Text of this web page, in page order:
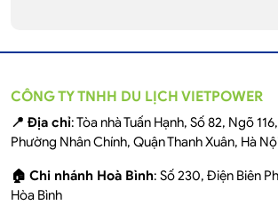
CÔNG TY TNHH DU LỊCH VIETPOWER
📍 Địa chỉ: Tòa nhà Tuấn Hạnh, Số 82, Ngõ
Phường Nhân Chính, Quận Thanh Xuân, Hà
🏠 Chi nhánh Hoà Bình: Số 230, Điện Biên
Hòa Bình